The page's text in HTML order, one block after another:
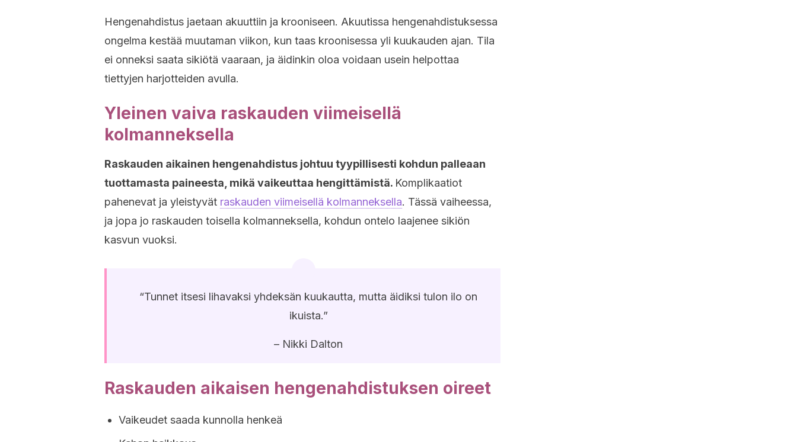
Hengenahdistus jaetaan akuuttiin ja krooniseen. Akuutissa hengenahdistuksessa
ongelma kestää muutaman viikon, kun taas kroonisessa yli kuukauden ajan. Tila
ei onneksi saata sikiötä vaaraan, ja äidinkin oloa voidaan usein helpottaa
tiettyjen harjotteiden avulla.
Yleinen vaiva raskauden viimeisellä
kolmanneksella
Raskauden aikainen hengenahdistus johtuu tyypillisesti kohdun palleaan
tuottamasta paineesta, mikä vaikeuttaa hengittämistä. Komplikaatiot
pahenevat ja yleistyvät raskauden viimeisellä kolmanneksella. Tässä vaiheessa,
ja jopa jo raskauden toisella kolmanneksella, kohdun ontelo laajenee sikiön
kasvun vuoksi.
“Tunnet itsesi lihavaksi yhdeksän kuukautta, mutta äidiksi tulon ilo on
ikuista.”
– Nikki Dalton
Raskauden aikaisen hengenahdistuksen oireet
Vaikeudet saada kunnolla henkeä